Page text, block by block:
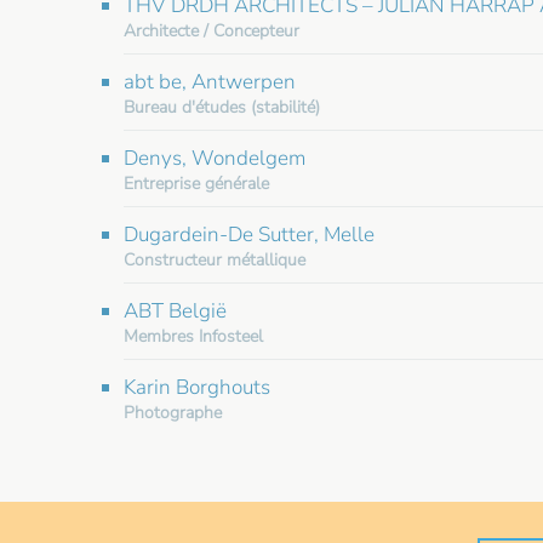
Architecte / Concepteur
abt be, Antwerpen
Bureau d'études (stabilité)
Denys, Wondelgem
Entreprise générale
Dugardein-De Sutter, Melle
Constructeur métallique
ABT België
Membres Infosteel
Karin Borghouts
Photographe